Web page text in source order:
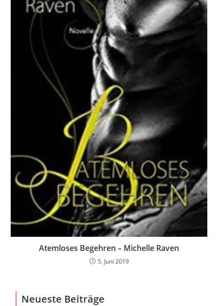
Atemloses Begehren – Michelle Raven
5. Juni 2019
Neueste Beiträge